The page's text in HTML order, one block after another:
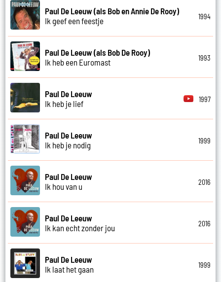
Paul De Leeuw (als Bob en Annie De Rooy)
Ik geef een feestje
1994
Paul De Leeuw (als Bob De Rooy)
Ik heb een Euromast
1993
Paul De Leeuw
Ik heb je lief
1997
Paul De Leeuw
Ik heb je nodig
1999
Paul De Leeuw
Ik hou van u
2016
Paul De Leeuw
Ik kan echt zonder jou
2016
Paul De Leeuw
Ik laat het gaan
1999